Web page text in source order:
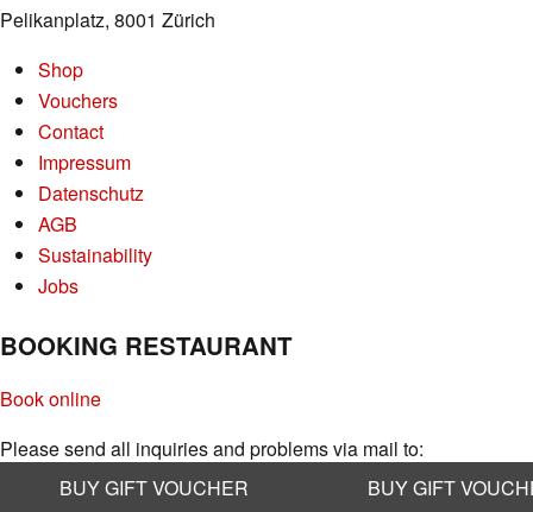
Pelikanplatz, 8001 Zürich
Shop
Vouchers
Contact
Impressum
Datenschutz
AGB
Sustainability
Jobs
BOOKING RESTAURANT
Book online
Please send all inquiries and problems via mail to:
info@kaufleuten.ch
BUY GIFT VOUCHER BUY GIFT